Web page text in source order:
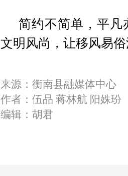
简约不简单，平
文明风尚，让移风易
来源：衡南县融媒体中心
作者：伍品 蒋林航 阳姝玢
编辑：胡君